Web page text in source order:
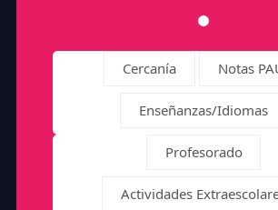
Cercanía Notas
Enseñanzas/Idiomas
Profesorado
Actividades